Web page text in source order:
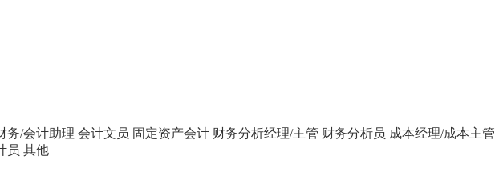
务/会计助理 会计文员 固定资产会计 财务分析经理/主管 财务分析员 成本经理/成本主管
员 其他